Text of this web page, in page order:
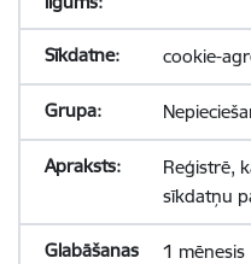
cookie-
Reģistrē,
sīkdatņu
1 mēnesis